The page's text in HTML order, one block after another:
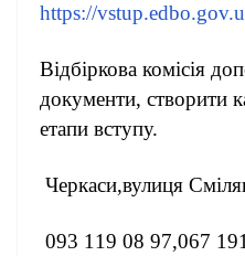
https://
Відбіркова комісія
документи, створити
етапи вступу.
Черкаси,вулиця
093 119 08 97,067